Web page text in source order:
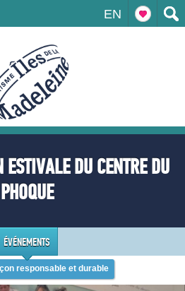
EN
DU CENTRE DU
PHOQUE
ÉVÉNEMENTS
responsable et durable